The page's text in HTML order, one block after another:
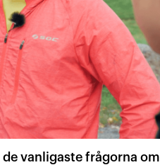
de vanligaste frågorna om